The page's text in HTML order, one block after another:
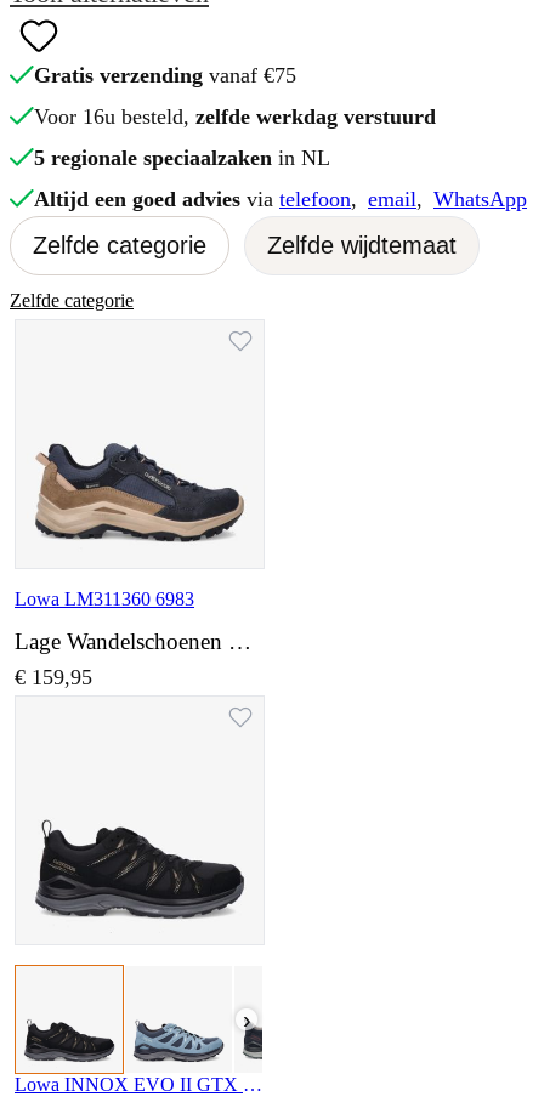
Gratis verzending vanaf €75
Voor 16u besteld, zelfde werkdag verstuurd
5 regionale speciaalzaken in NL
Altijd een goed advies via telefoon, email, WhatsApp
Zelfde categorie Zelfde wijdtemaat
Zelfde categorie
Lowa LM311360 6983
Lage Wandelschoenen wijdte Normaal
€ 159,95
›
Lowa INNOX EVO II GTX WS LM321417 9932